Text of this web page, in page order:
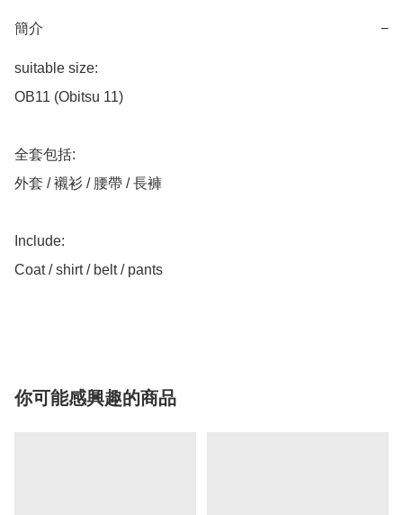
簡介 −
suitable size:
OB11 (Obitsu 11)
全套包括:
外套 / 襯衫 / 腰帶 / 長褲
Include:
Coat / shirt / belt / pants
你可能感興趣的商品